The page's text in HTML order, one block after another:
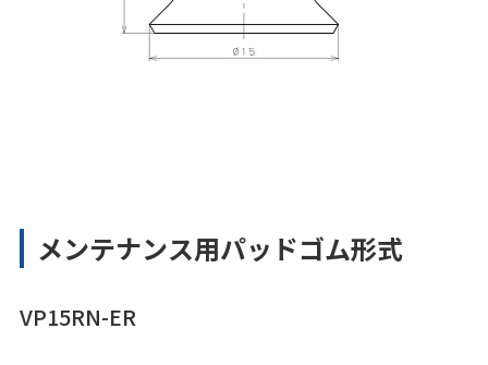
メンテナンス用パッドゴム形式
VP15RN-ER